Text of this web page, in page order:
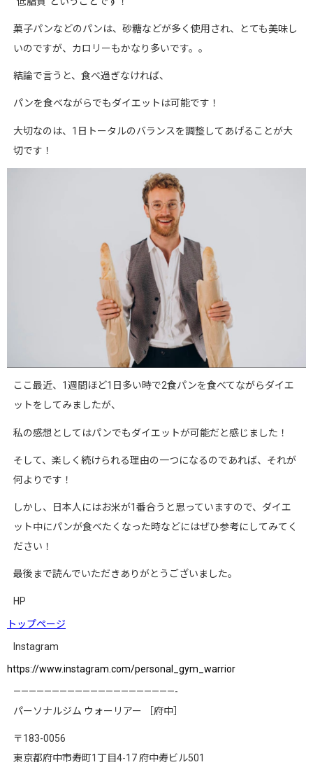
菓子パンなどのパンは、砂糖などが多く使用され、とても美味し
いのですが、カロリーもかなり多いです。。
結論で言うと、食べ過ぎなければ、
パンを食べながらでもダイエットは可能です！
大切なのは、 1 日トータルのバランスを調整してあげることが大
切です！
ここ最近、 1週間ほど1 日多い時で2食パンを食べてながらダイエ
ットをしてみましたが、
私の感想としてはパンでもダイエットが可能だと感じました！
そして、楽しく続けられる理由の一つになるのであれば、それが
何よりです！
しかし、日本人にはお米が1番合うと思っていますので、ダイエ
ット中にパンが食べたくなった時などにはぜひ参考にしてみてく
ださい！
最後まで読んでいただきありがとうございました。
HP
トップページ
Instagram
https://www.instagram.com/personal_gym_warrior
—————————————————————-
パーソナルジム ウォーリアー ［府中］
〒183-0056
東京都府中市寿町1丁目4-17 府中寿ビル501